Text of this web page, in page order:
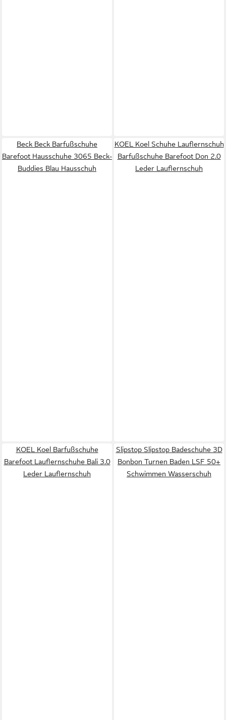
Beck Beck Barfußschuhe
Barefoot Hausschuhe 3065 Beck-
Buddies Blau Hausschuh
KOEL Koel Schuhe Lauflernschuh
Barfußschuhe Barefoot Don 2.0
Leder Lauflernschuh
KOEL Koel Barfußschuhe
Barefoot Lauflernschuhe Bali 3.0
Leder Lauflernschuh
Slipstop Slipstop Badeschuhe 3D
Bonbon Turnen Baden LSF 50+
Schwimmen Wasserschuh